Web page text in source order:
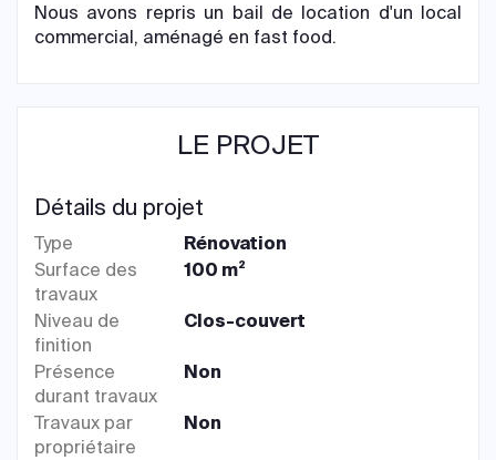
Nous avons repris un bail de location d'un local
commercial, aménagé en fast food.
LE PROJET
Détails du projet
Type
Rénovation
Surface des
travaux
100 m²
Niveau de
finition
Clos-couvert
Présence
durant travaux
Non
Travaux par
propriétaire
Non